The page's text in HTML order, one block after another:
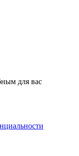
для вас